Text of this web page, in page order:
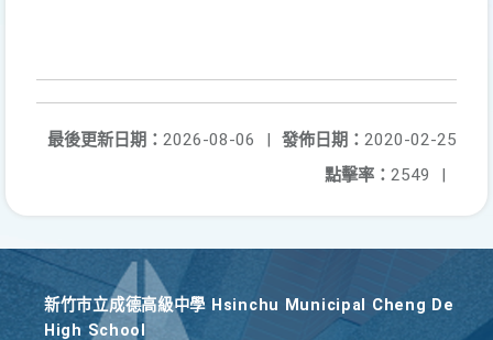
發佈日期： 2020-02-25
最後更新日期： 2026-08-06
|
點擊率： 2549 |
新竹巿立成德高級中學 Hsinchu Municipal Cheng De
High School